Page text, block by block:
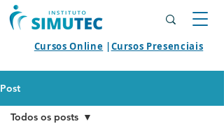
Cursos Online |Cursos Presenciais
Post
Todos os posts